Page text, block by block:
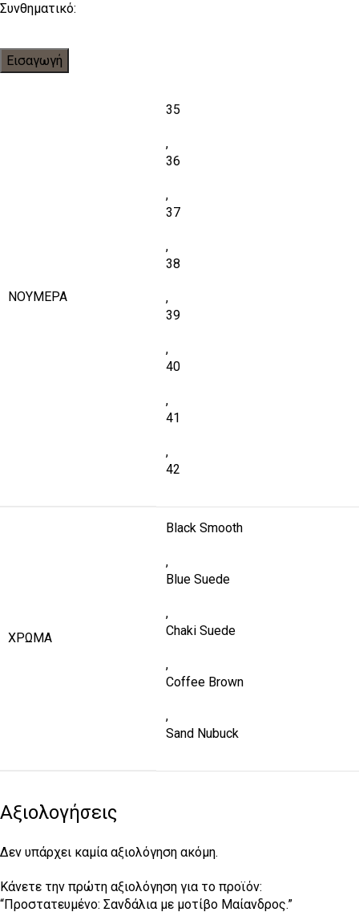
Συνθηματικό:
ΝΟΎΜΕΡΑ
35
,
36
,
37
,
38
,
39
,
40
,
41
,
42
ΧΡΏΜΑ
Black Smooth
,
Blue Suede
,
Chaki Suede
,
Coffee Brown
,
Sand Nubuck
Αξιολογήσεις
Δεν υπάρχει καμία αξιολόγηση ακόμη.
Κάνετε την πρώτη αξιολόγηση για το προϊόν:
“Πρoστατευμένο: Σανδάλια με μοτίβο Μαίανδρος.”